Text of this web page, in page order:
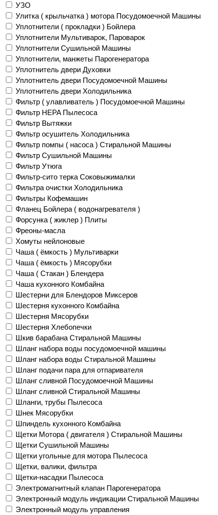
УЗО
Улитка ( крыльчатка ) мотора Посудомоечной Машины
Уплотнители ( прокладки ) Бойлера
Уплотнители Мультиварок, Пароварок
Уплотнители Сушильной Машины
Уплотнители, манжеты Парогенератора
Уплотнитель двери Духовки
Уплотнитель двери Посудомоечной Машины
Уплотнитель двери Холодильника
Фильтр ( улавливатель ) Посудомоечной Машины
Фильтр HEPA Пылесоса
Фильтр Вытяжки
Фильтр осушитель Холодильника
Фильтр помпы ( насоса ) Стиральной Машины
Фильтр Сушильной Машины
Фильтр Утюга
Фильтр-сито терка Соковыжималки
Фильтра очистки Холодильника
Фильтры Кофемашин
Фланец Бойлера ( водонагревателя )
Форсунка ( жиклер ) Плиты
Фреоны-масла
Хомуты нейлоновые
Чаша ( ёмкость ) Мультиварки
Чаша ( ёмкость ) Мясорубки
Чаша ( Стакан ) Блендера
Чаша кухонного Комбайна
Шестерни для Блендоров Миксеров
Шестерня кухонного Комбайна
Шестерня Мясорубки
Шестерня Хлебопечки
Шкив барабана Стиральной Машины
Шланг набора воды посудомоечной машины
Шланг набора воды Стиральной Машины
Шланг подачи пара для отпаривателя
Шланг сливной Посудомоечной Машины
Шланг сливной Стиральной Машины
Шланги, трубы Пылесоса
Шнек Мясорубки
Шпиндель кухонного Комбайна
Щетки Мотора ( двигателя ) Стиральной Машины
Щетки Сушильной Машины
Щетки угольные для мотора Пылесоса
Щетки, валики, фильтра
Щетки-насадки Пылесоса
Электромагнитный клапан Парогенератора
Электронный модуль индикации Стиральной Машины
Электронный модуль управления